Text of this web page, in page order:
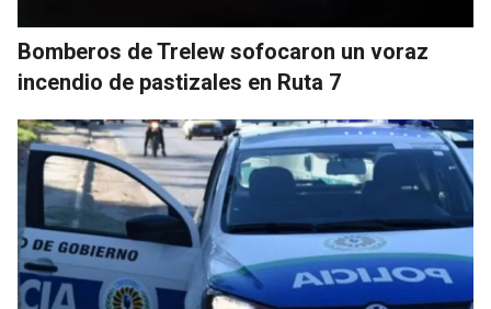
Bomberos de Trelew sofocaron un voraz
incendio de pastizales en Ruta 7